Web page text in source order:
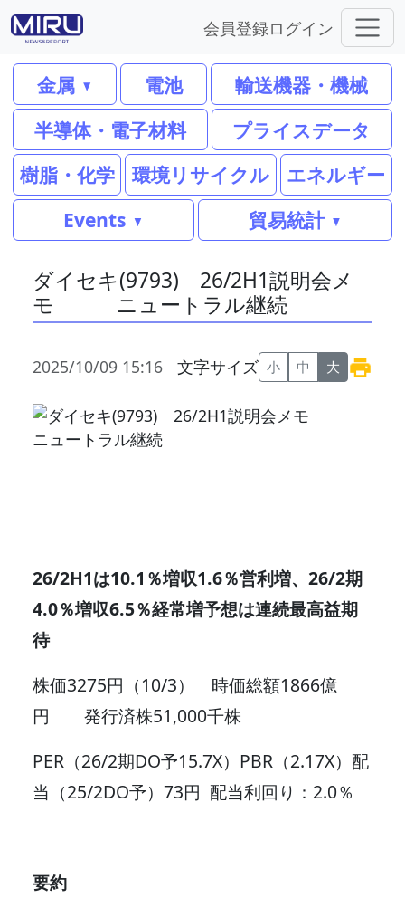
会員登録ログイン
金属 電池
輸送機器・機械
半導体・電子材料
プライスデータ
樹脂・化学
環境リサイクル
エネルギー
Events
貿易統計
ダイセキ(9793) 26/2H1説明会メ
モ ニュートラル継続
2025/10/09 15:16 文字サイズ 小 中 大
26/2H1は10.1％増収1.6％営利増、26/2期
4.0％増収6.5％経常増予想は連続最高益期
待
株価3275円（10/3） 時価総額1866億
円 発行済株51,000千株
PER（26/2期DO予15.7X）PBR（2.17X）配
当（25/2DO予）73円 配当利回り：2.0％
要約